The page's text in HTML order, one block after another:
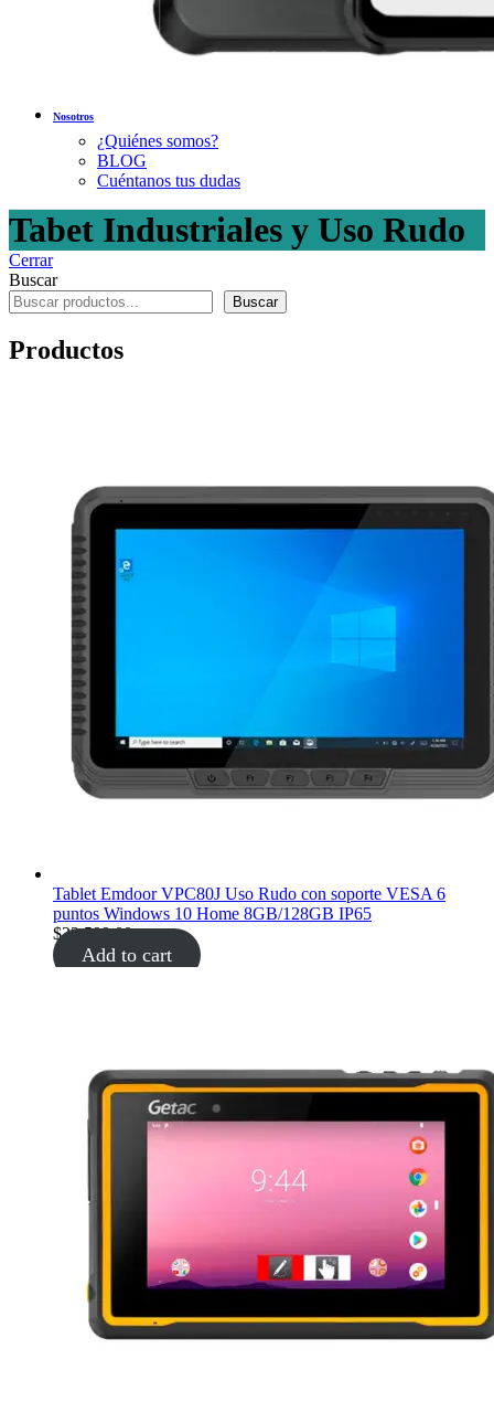
Nosotros
¿Quiénes somos?
BLOG
Cuéntanos tus dudas
Tabet Industriales y Uso Rudo
Cerrar
Buscar
Buscar
Productos
Tablet Emdoor VPC80J Uso Rudo con soporte VESA 6
puntos Windows 10 Home 8GB/128GB IP65
$22,599.00
Add to cart